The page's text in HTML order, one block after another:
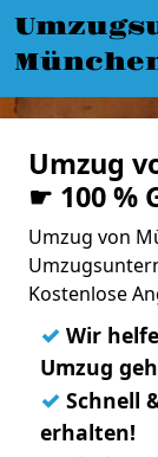
Umzug
☛ 100 %
Umzug von
Kostenlose
✓ Wir
Umzug
✓ Schnell
erhalten!